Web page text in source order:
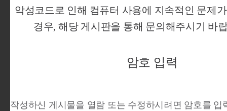
악성코드로 인해 컴퓨터 사용에 지속적인 문제가
경우, 해당 게시판을 통해 문의해주시기 바랍
암호 입력
작성하신 게시물을 열람 또는 수정하시려면 암호를 입력